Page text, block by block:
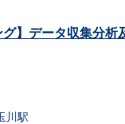
グ】データ収集分析
川駅